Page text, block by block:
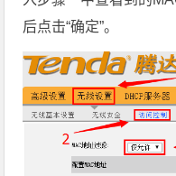
后点击“确定”。